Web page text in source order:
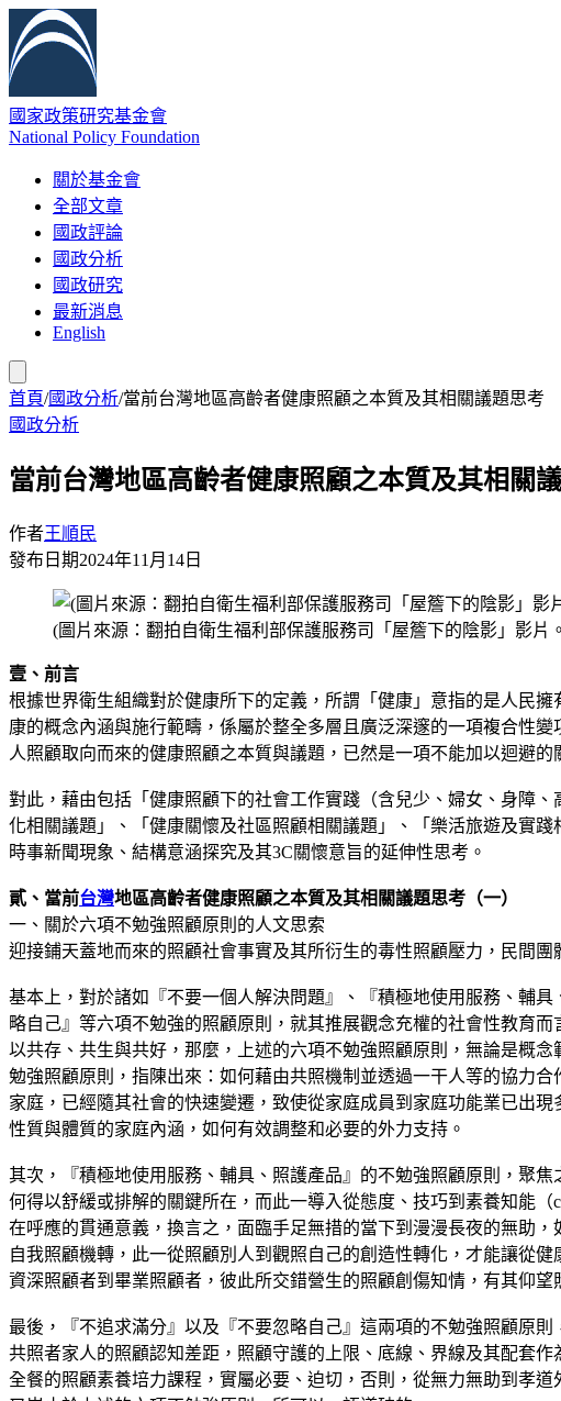
國家政策研究基金會
National Policy Foundation
關於基金會
全部文章
國政評論
國政分析
國政研究
最新消息
English
首頁/國政分析/當前台灣地區高齡者健康照顧之本質及其相關議題思考
國政分析
當前台灣地區高齡者健康照顧之本質及其相關
作者王順民
發布日期2024年11月14日
(圖片來源：翻拍自衛生福利部保護服務司「屋簷下的陰影」影片
壹、前言
根據世界衛生組織對於健康所下的定義，所謂「健康」意指的是人民
康的概念內涵與施行範疇，係屬於整全多層且廣泛深邃的一項複合性
人照顧取向而來的健康照顧之本質與議題，已然是一項不能加以迴避的
對此，藉由包括「健康照顧下的社會工作實踐（含兒少、婦女、身障
化相關議題」、「健康關懷及社區照顧相關議題」、「樂活旅遊及實
時事新聞現象、結構意涵探究及其3C關懷意旨的延伸性思考。
貳、當前台灣地區高齡者健康照顧之本質及其相關議題思考（一）
一、關於六項不勉強照顧原則的人文思索
迎接鋪天蓋地而來的照顧社會事實及其所衍生的毒性照顧壓力，民間
基本上，對於諸如『不要一個人解決問題』、『積極地使用服務、輔
略自己』等六項不勉強的照顧原則，就其推展觀念充權的社會性教育
以共存、共生與共好，那麼，上述的六項不勉強照顧原則，無論是概
勉強照顧原則，指陳出來：如何藉由共照機制並透過一干人等的協力
家庭，已經隨其社會的快速變遷，致使從家庭成員到家庭功能業已出
性質與體質的家庭內涵，如何有效調整和必要的外力支持。
其次，『積極地使用服務、輔具、照護產品』的不勉強照顧原則，聚
何得以舒緩或排解的關鍵所在，而此一導入從態度、技巧到素養知能
在呼應的貫通意義，換言之，面臨手足無措的當下到漫漫長夜的無助
自我照顧機轉，此一從照顧別人到觀照自己的創造性轉化，才能讓從
資深照顧者到畢業照顧者，彼此所交錯營生的照顧創傷知情，有其仰望
最後，『不追求滿分』以及『不要忽略自己』這兩項的不勉強照顧原
共照者家人的照顧認知差距，照顧守護的上限、底線、界線及其配套
全餐的照顧素養培力課程，實屬必要、迫切，否則，從無力無助到孝